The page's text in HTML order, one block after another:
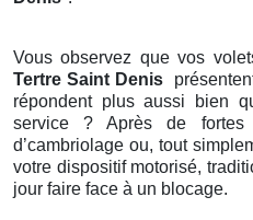
Vous observez que vos
Tertre Saint Denis
répondent plus aussi bien
service ? Après de fortes
d’cambriolage ou, tout
votre dispositif motorisé,
jour faire face à un blocage.